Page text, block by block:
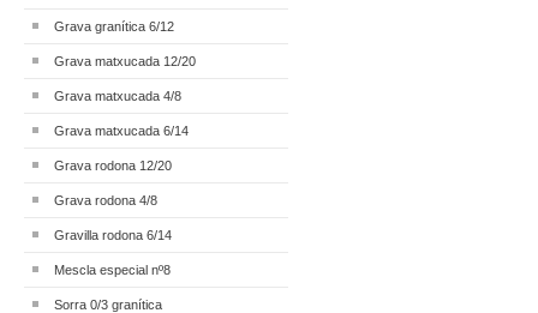
Grava granítica 6/12
Grava matxucada 12/20
Grava matxucada 4/8
Grava matxucada 6/14
Grava rodona 12/20
Grava rodona 4/8
Gravilla rodona 6/14
Mescla especial nº8
Sorra 0/3 granítica